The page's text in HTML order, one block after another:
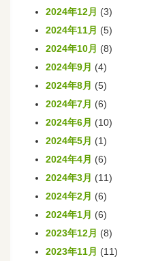
2024年12月 (3)
2024年11月 (5)
2024年10月 (8)
2024年9月 (4)
2024年8月 (5)
2024年7月 (6)
2024年6月 (10)
2024年5月 (1)
2024年4月 (6)
2024年3月 (11)
2024年2月 (6)
2024年1月 (6)
2023年12月 (8)
2023年11月 (11)